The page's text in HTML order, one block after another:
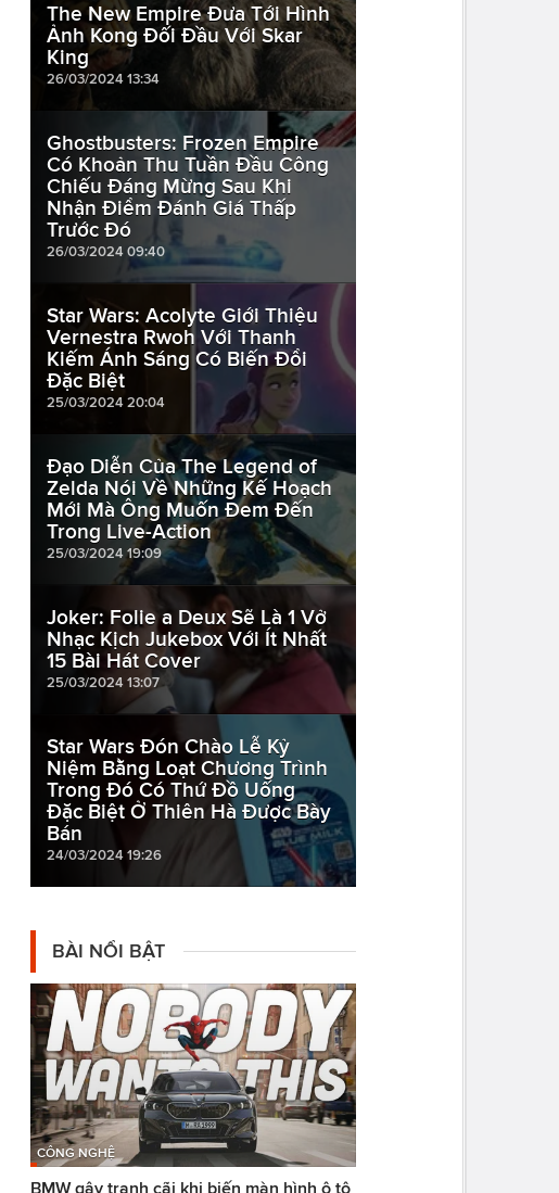
The New Empire Đưa Tới Hình
Ảnh Kong Đối Đầu Với Skar
King
26/03/2024 13:34
Ghostbusters: Frozen Empire
Có Khoản Thu Tuần Đầu Công
Chiếu Đáng Mừng Sau Khi
Nhận Điểm Đánh Giá Thấp
Trước Đó
26/03/2024 09:40
Star Wars: Acolyte Giới Thiệu
Vernestra Rwoh Với Thanh
Kiếm Ánh Sáng Có Biến Đổi
Đặc Biệt
25/03/2024 20:04
Đạo Diễn Của The Legend of
Zelda Nói Về Những Kế Hoạch
Mới Mà Ông Muốn Đem Đến
Trong Live-Action
25/03/2024 19:09
Joker: Folie a Deux Sẽ Là 1 Vở
Nhạc Kịch Jukebox Với Ít Nhất
15 Bài Hát Cover
25/03/2024 13:07
Star Wars Đón Chào Lễ Kỷ
Niệm Bằng Loạt Chương Trình
Trong Đó Có Thứ Đồ Uống
Đặc Biệt Ở Thiên Hà Được Bày
Bán
24/03/2024 19:26
BÀI NỔI BẬT
CÔNG NGHỆ
BMW gây tranh cãi khi biến màn hình ô tô